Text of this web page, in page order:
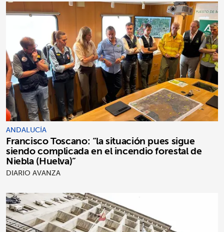
ANDALUCÍA
Francisco Toscano: “la situación pues sigue
siendo complicada en el incendio forestal de
Niebla (Huelva)”
DIARIO AVANZA